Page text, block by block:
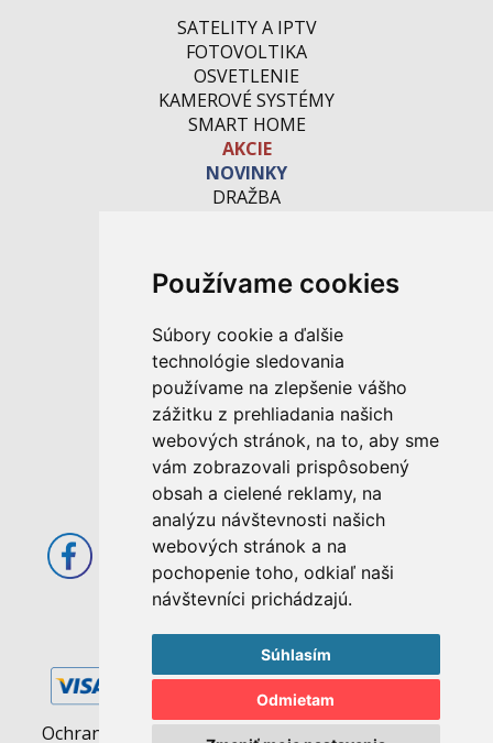
Používame cookies
Súbory cookie a ďalšie
technológie sledovania
používame na zlepšenie vášho
zážitku z prehliadania našich
webových stránok, na to, aby sme
vám zobrazovali prispôsobený
obsah a cielené reklamy, na
analýzu návštevnosti našich
webových stránok a na
pochopenie toho, odkiaľ naši
návštevníci prichádzajú.
Súhlasím
Odmietam
SATELITY A IPTV
FOTOVOLTIKA
OSVETLENIE
KAMEROVÉ SYSTÉMY
SMART HOME
AKCIE
NOVINKY
DRAŽBA
M. Rázusa 4795/34
955 01 Topoľčany
Slovenská republika
E-mail: info@abcom.sk
Tel: +421 38 53 62 611
Otváracie hodiny:
Po - Pia: 08:00 - 17:00
Ochrana osobných údajov | Pravidlá cookies